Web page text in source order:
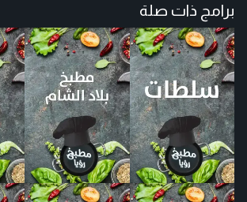
برامج ذات صلة